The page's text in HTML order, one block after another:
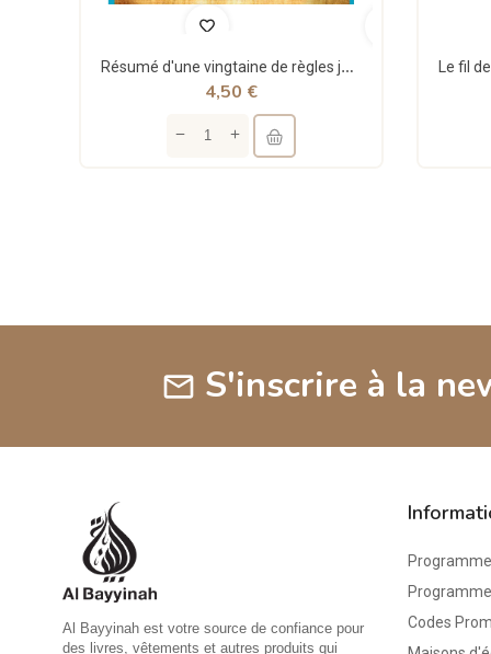
Résumé d'une vingtaine de règles jurisprudentielles liées au voyage - Bazmoul - Héritage...
4,50 €
mail S'inscrire à la
Al Bayyinah est votre source de confiance pour
des livres, vêtements et autres produits qui
Codes